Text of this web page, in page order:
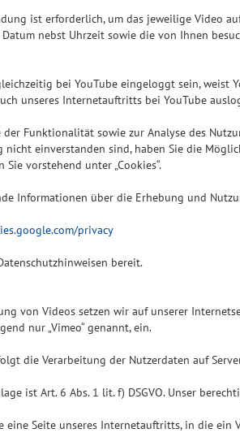
ist erforderlich, um das jeweilige Video
Datum nebst Uhrzeit sowie die von Ihnen
bei YouTube eingeloggt sein, weist
unseres Internetauftritts bei YouTube
der Funktionalität sowie zur Analyse des
nicht einverstanden sind, haben Sie die
Sie vorstehend unter „Cookies“.
Informationen über die Erhebung und
privacy
bereit.
von Videos setzen wir auf unserer
nur „Vimeo“ genannt, ein.
die Verarbeitung der Nutzerdaten auf
ist Art. 6 Abs. 1 lit. f) DSGVO. Unser
eine Seite unseres Internetauftritts, in die